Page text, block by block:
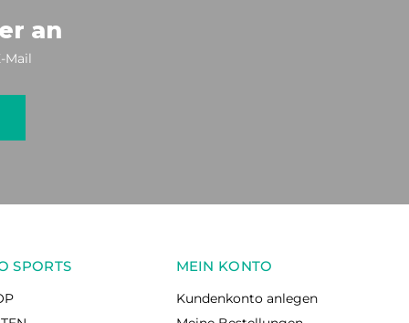
an
Mail
SPORTS MEIN KONTO
Kundenkonto anlegen